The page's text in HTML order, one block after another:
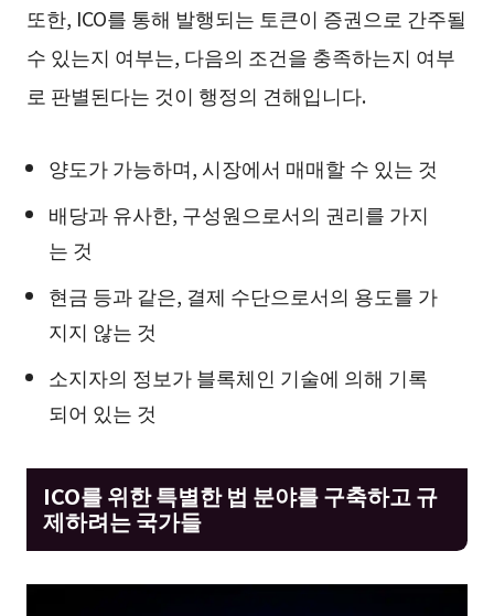
또한, ICO를 통해 발행되는 토큰이 증권으로 간주될
수 있는지 여부는, 다음의 조건을 충족하는지 여부
로 판별된다는 것이 행정의 견해입니다.
양도가 가능하며, 시장에서 매매할 수 있는 것
배당과 유사한, 구성원으로서의 권리를 가지
는 것
현금 등과 같은, 결제 수단으로서의 용도를 가
지지 않는 것
소지자의 정보가 블록체인 기술에 의해 기록
되어 있는 것
ICO를 위한 특별한 법 분야를 구축하고 규
제하려는 국가들